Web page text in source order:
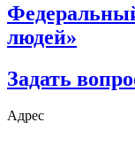
людей»
Задать
Адрес